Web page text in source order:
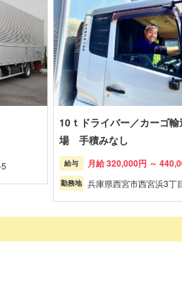
10ｔドライバー／カーゴ輸
場 手積みなし
給与 月給 320,000円 ～
勤務地 兵庫県西宮市西宮浜3丁